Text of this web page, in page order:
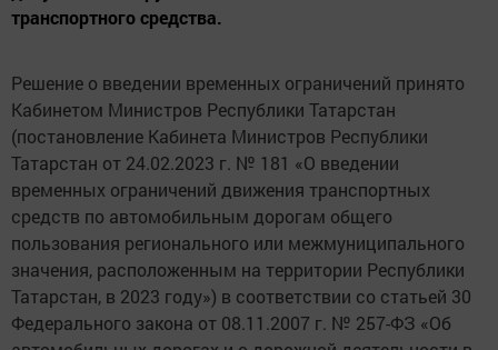
транспортного средства.
Решение о введении временных ограничений принято
Кабинетом Министров Республики Татарстан
(постановление Кабинета Министров Республики
Татарстан от 24.02.2023 г. № 181 «О введении
временных ограничений движения транспортных
средств по автомобильным дорогам общего
пользования регионального или межмуниципального
значения, расположенным на территории Республики
Татарстан, в 2023 году») в соответствии со статьей 30
Федерального закона от 08.11.2007 г. № 257-ФЗ «Об